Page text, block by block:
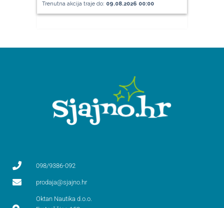
Trenutna akcija traje do: 09.08.2026 00:00
098/9386-092
prodaja@sjajno.hr
Oktan Nautika d.o.o.